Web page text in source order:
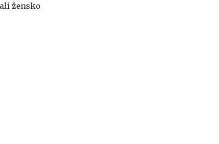
žensko